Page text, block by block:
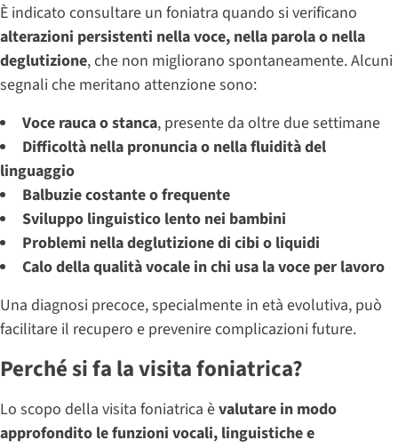
È indicato consultare un foniatra quando si verificano
alterazioni persistenti nella voce, nella parola o nella
deglutizione, che non migliorano spontaneamente. Alcuni
segnali che meritano attenzione sono:
Voce rauca o stanca, presente da oltre due settimane
Difficoltà nella pronuncia o nella fluidità del
linguaggio
Balbuzie costante o frequente
Sviluppo linguistico lento nei bambini
Problemi nella deglutizione di cibi o liquidi
Calo della qualità vocale in chi usa la voce per lavoro
Una diagnosi precoce, specialmente in età evolutiva, può
facilitare il recupero e prevenire complicazioni future.
Perché si fa la visita foniatrica?
Lo scopo della visita foniatrica èvalutare in modo
approfondito le funzioni vocali, linguistiche e